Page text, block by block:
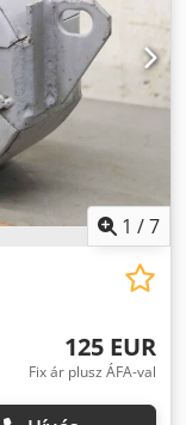
1 /7
125 EUR
Fix ár plusz ÁFA-val